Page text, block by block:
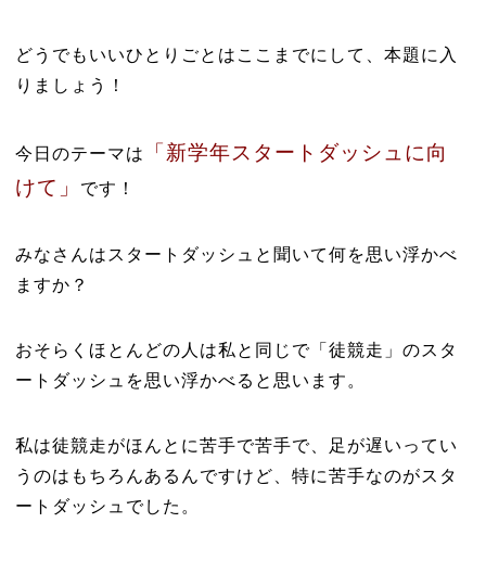
どうでもいいひとりごとはここまでにして、本題に入
りましょう！
今日のテーマは
「新学年スタートダッシュに向
けて」
です！
みなさんはスタートダッシュと聞いて何を思い浮かべ
ますか？
おそらくほとんどの人は私と同じで「徒競走」のスタ
ートダッシュを思い浮かべると思います。
私は徒競走がほんとに苦手で苦手で、足が遅いってい
うのはもちろんあるんですけど、特に苦手なのがスタ
ートダッシュでした。